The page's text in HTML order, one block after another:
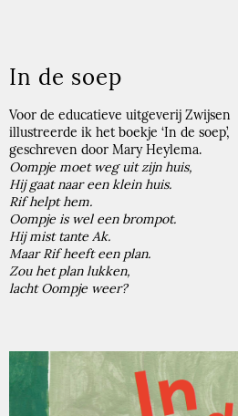
In de soep
Voor de educatieve uitgeverij Zwijsen
illustreerde ik het boekje ‘In de soep’,
geschreven door Mary Heylema.
Oompje moet weg uit zijn huis,
Hij gaat naar een klein huis.
Rif helpt hem.
Oompje is wel een brompot.
Hij mist tante Ak.
Maar Rif heeft een plan.
Zou het plan lukken,
lacht Oompje weer?